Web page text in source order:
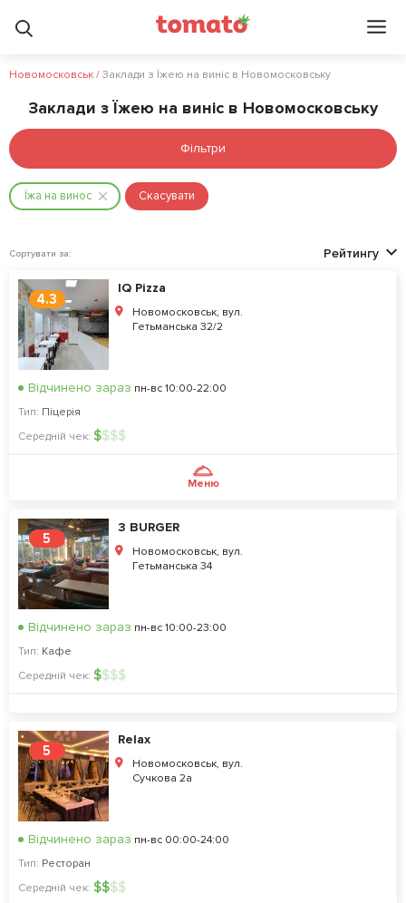
Новомосковськ / Заклади з Їжею на виніс в Новомосковську
Заклади з Їжею на виніс в Новомосковську
Фільтри
Їжа на винос Скасувати
Сортувати за: Рейтингу
4.3
IQ Pizza
Новомосковськ, вул.
Гетьманська 32/2
Відчинено зараз пн-вс 10:00-22:00
Тип: Піцерія
Середній чек: $$$$
Меню
5
3 BURGER
Новомосковськ, вул.
Гетьманська 34
Відчинено зараз пн-вс 10:00-23:00
Тип: Кафе
Середній чек: $$$$
5
Relax
Новомосковськ, вул.
Сучкова 2а
Відчинено зараз пн-вс 00:00-24:00
Тип: Ресторан
Середній чек: $$$$